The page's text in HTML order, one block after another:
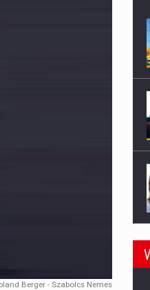
pot risca retragerea
SCENE
de participanti
paletizat din Romania,
Berger - Szabolcs Nemes